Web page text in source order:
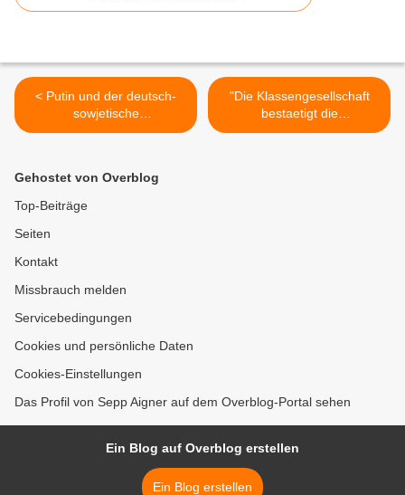
< Putin und der deutsch-
sowjetische
Nichtangriffsvertrag
"Die Klassengesellschaft
bestaetigt die
Klassenverhaeltnisse" >
Gehostet von Overblog
Top-Beiträge
Seiten
Kontakt
Missbrauch melden
Servicebedingungen
Cookies und persönliche Daten
Cookies-Einstellungen
Das Profil von Sepp Aigner auf dem Overblog-Portal sehen
Ein Blog auf Overblog erstellen
Ein Blog erstellen